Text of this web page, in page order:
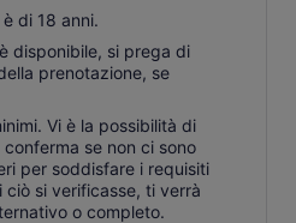
di 18 anni.
disponibile, si prega di
prenotazione, se
Vi è la possibilità di
se non ci sono
per soddisfare i requisiti
ciò si verificasse, ti verrà
o completo.